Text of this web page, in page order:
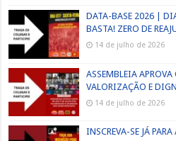
DATA-BASE 2026 |
BASTA! ZERO DE
14 de julho de 2026
ASSEMBLEIA APROVA
VALORIZAÇÃO E
14 de julho de 2026
INSCREVA-SE JÁ